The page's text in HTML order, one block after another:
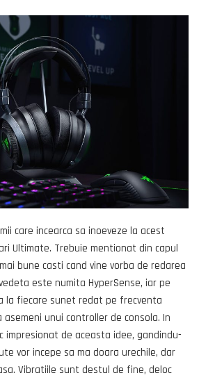
care incearca sa inoeveze la acest
Ultimate. Trebuie mentionat din capul
bune casti cand vine vorba de redarea
este numita HyperSense, iar pe
la fiecare sunet redat pe frecventa
asemeni unui controller de consola. In
impresionat de aceasta idee, gandindu-
vor incepe sa ma doara urechile, dar
Vibratiile sunt destul de fine, deloc